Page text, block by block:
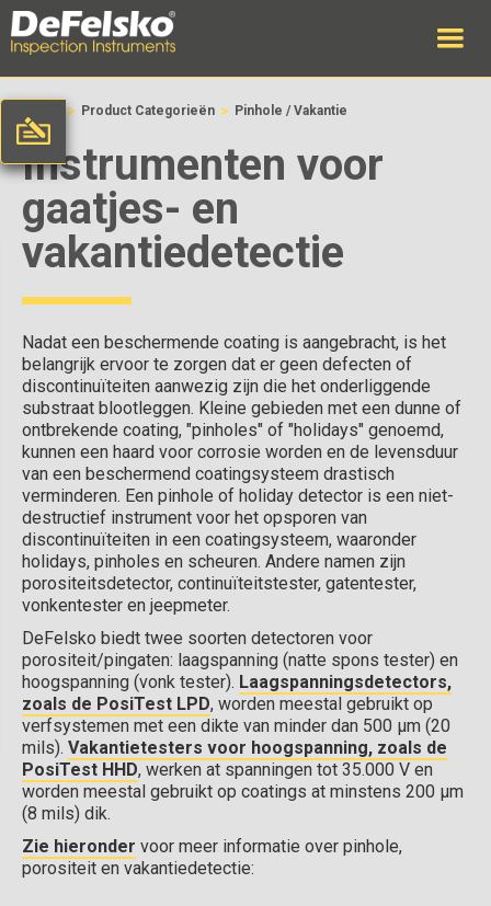
> Product Categorieën > Pinhole / Vakantie
Instrumenten voor
gaatjes- en
vakantiedetectie
Nadat een beschermende coating is aangebracht, is het
belangrijk ervoor te zorgen dat er geen defecten of
discontinuïteiten aanwezig zijn die het onderliggende
substraat blootleggen. Kleine gebieden met een dunne of
ontbrekende coating, "pinholes" of "holidays" genoemd,
kunnen een haard voor corrosie worden en de levensduur
van een beschermend coatingsysteem drastisch
verminderen. Een pinhole of holiday detector is een niet-
destructief instrument voor het opsporen van
discontinuïteiten in een coatingsysteem, waaronder
holidays, pinholes en scheuren. Andere namen zijn
porositeitsdetector, continuïteitstester, gatentester,
vonkentester en jeepmeter.
DeFelsko biedt twee soorten detectoren voor
porositeit/pingaten: laagspanning (natte spons tester) en
hoogspanning (vonk tester). Laagspanningsdetectors,
zoals de PosiTest LPD, worden meestal gebruikt op
verfsystemen met een dikte van minder dan 500 µm (20
mils). Vakantietesters voor hoogspanning, zoals de
PosiTest HHD, werken at spanningen tot 35.000 V en
worden meestal gebruikt op coatings at minstens 200 µm
(8 mils) dik.
Zie hieronder voor meer informatie over pinhole,
porositeit en vakantiedetectie: